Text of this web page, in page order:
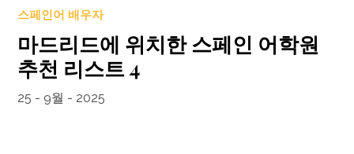
스페인어 배우자
마드리드에 위치한 스페인 어학원
추천 리스트 4
25 - 9월 - 2025